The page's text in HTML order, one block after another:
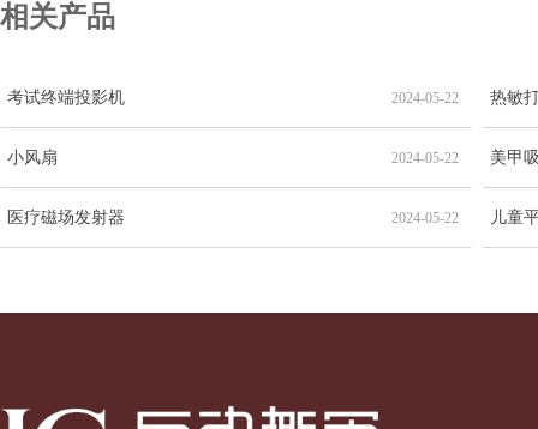
相关产品
考试终端投影机 2024-05-22 热敏
小风扇 2024-05-22 美甲
医疗磁场发射器 2024-05-22 儿童